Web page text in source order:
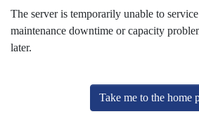
The server is temporarily unable to
maintenance downtime or capacity
later.
Take me to the home